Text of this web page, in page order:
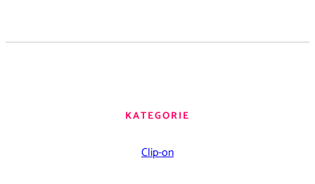
KATEGORIE
Clip-on